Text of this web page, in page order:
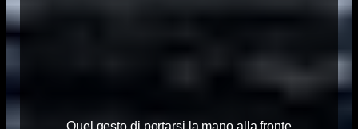
Quel gesto di portarsi la mano alla fronte